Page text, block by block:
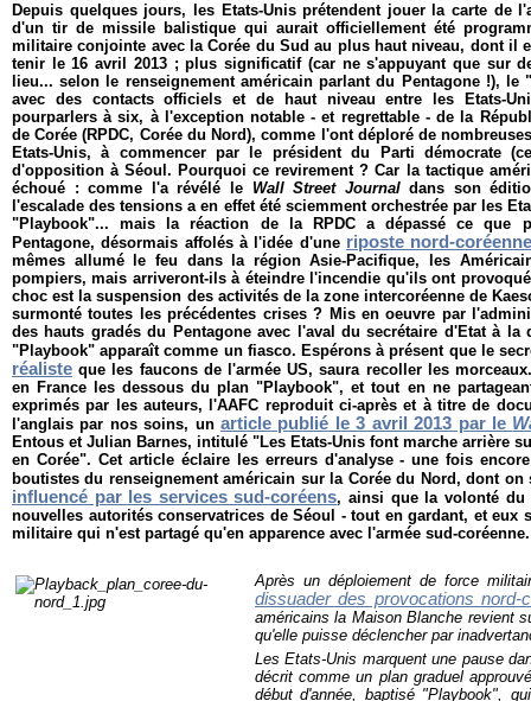
Depuis quelques jours, les Etats-Unis prétendent jouer la carte de
d'un tir de missile balistique qui aurait officiellement été
militaire conjointe avec la Corée du Sud au plus haut niveau, dont il
tenir le 16 avril 2013 ; plus significatif (car ne s'appuyant que sur
lieu... selon le renseignement américain parlant du Pentagone !),
avec des contacts officiels et de haut niveau entre les Etats-
pourparlers à six, à l'exception notable - et regrettable - de la
de Corée (RPDC, Corée du Nord), comme l'ont déploré de
Etats-Unis, à commencer par le président du Parti démocrate
d'opposition à Séoul. Pourquoi ce revirement ? Car la tactique
échoué : comme l'a révélé le Wall Street Journaldans son
l'escalade des tensions a en effet été sciemment orchestrée par les
"Playbook"... mais la réaction de la RPDC a dépassé ce que
Pentagone, désormais affolés à l'idée d'une riposte nord-
mêmes allumé le feu dans la région Asie-Pacifique, les
pompiers, mais arriveront-ils à éteindre l'incendie qu'ils ont
choc est la suspension des activités de la zone intercoréenne de
surmonté toutes les précédentes crises ? Mis en oeuvre par
des hauts gradés du Pentagone avec l'aval du secrétaire d'Etat à la
"Playbook" apparaît comme un fiasco. Espérons à présent que le
réaliste que les faucons de l'armée US, saura recoller les
en France les dessous du plan "Playbook", et tout en ne
exprimés par les auteurs, l'AAFC reproduit ci-après et à titre de
l'anglais par nos soins, unarticle publié le 3 avril 2013 par le
Entous et Julian Barnes, intitulé "Les Etats-Unis font marche arrière
en Corée". Cet article éclaire les erreurs d'analyse - une fois
boutistes du renseignement américain sur la Corée du Nord, dont
influencé par les services sud-coréens, ainsi que la volonté du
nouvelles autorités conservatrices de Séoul - tout en gardant, et eux
militaire qui n'est partagé qu'en apparence avec l'armée sud-coréenne.
Après un déploiement de force
dissuader des provocations nord-
américains la Maison Blanche revient
qu'elle puisse déclencher par
Les Etats-Unis marquent une pause
décrit comme un plan graduel
début d'année, baptisé "Playbook",